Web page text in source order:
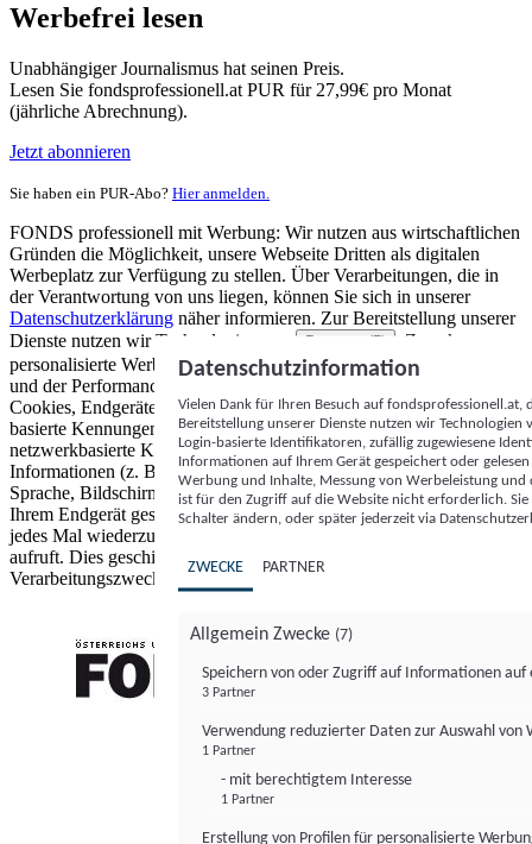
Werbefrei lesen
Unabhängiger Journalismus hat seinen Preis.
Lesen Sie fondsprofessionell.at PUR für 27,99€ pro Monat
(jährliche Abrechnung).
Jetzt abonnieren
Sie haben ein PUR-Abo? Hier anmelden.
FONDS professionell mit Werbung: Wir nutzen aus wirtschaftlichen
Gründen die Möglichkeit, unsere Webseite Dritten als digitalen
Werbeplatz zur Verfügung zu stellen. Über Verarbeitungen, die in
der Verantwortung von uns liegen, können Sie sich in unserer
Datenschutzerklärung näher informieren. Zur Bereitstellung unserer
Dienste nutzen wir Technologien von
Partnern (5)
. Zwecke:
personalisierte Werbung und Inhalte, Messung von Werbeleistung
und der Performance von Inhalten sowie Zielgruppenforschung.
Cookies, Endgeräte- oder ähnliche Online-Kennungen (z. B. login-
basierte Kennungen, zufällig generierte Kennungen,
netzwerkbasierte Kennungen) können zusammen mit anderen
Informationen (z. B. Browsertyp und Browserinformationen,
Sprache, Bildschirmgröße, unterstützte Technologien usw.) auf
Ihrem Endgerät gespeichert oder von dort ausgelesen werden, um es
jedes Mal wiederzuerkennen, wenn es eine App oder einer Webseite
aufruft. Dies geschieht für einen oder mehrere der hier aufgeführten
Verarbeitungszwecke.
Datenschutzinformation
Vielen Dank für Ihren Besuch auf
Bereitstellung unserer Dienste nutzen wir Technologien
Login-basierte Identifikatoren, zufällig zugewiesene
Informationen auf Ihrem Gerät gespeichert oder
Werbung und Inhalte, Messung von Werbeleistung
ist für den Zugriff auf die Website nicht erforderlich.
Schalter ändern, oder später jederzeit via
ZWECKE PARTNER
Allgemein Zwecke (7)
Speichern von oder Zugriff auf Informationen auf
3 Partner
Verwendung reduzierter Daten zur Auswahl von
1 Partner
- mit berechtigtem Interesse
1 Partner
Erstellung von Profilen für personalisierte
FONDS professionell